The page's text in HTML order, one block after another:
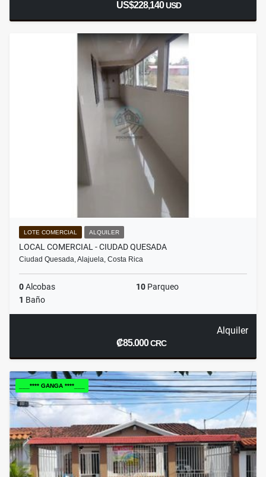
US$228,140USD
LOTE COMERCIAL ALQUILER
LOCAL COMERCIAL - CIUDAD QUESADA
Ciudad Quesada, Alajuela, Costa Rica
0Alcobas 10 Parqueo
1 Baño
Alquiler
₡85.000CRC
___**** GANGA ****___